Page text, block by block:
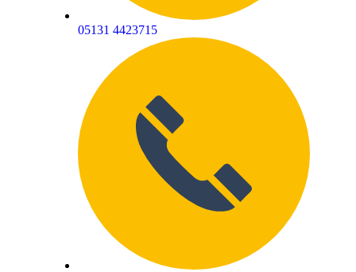
05131 4423715